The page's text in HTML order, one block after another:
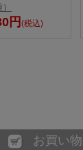
円 (税込)